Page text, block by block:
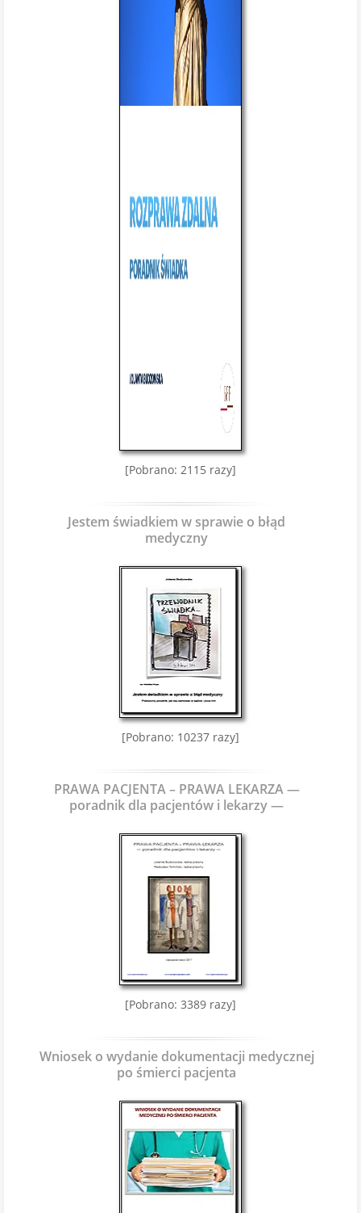
[Pobrano: 2115 razy]
Jestem świadkiem w sprawie o błąd
medyczny
[Pobrano: 10237 razy]
PRAWA PACJENTA – PRAWA LEKARZA —
poradnik dla pacjentów i lekarzy —
[Pobrano: 3389 razy]
Wniosek o wydanie dokumentacji medycznej
po śmierci pacjenta